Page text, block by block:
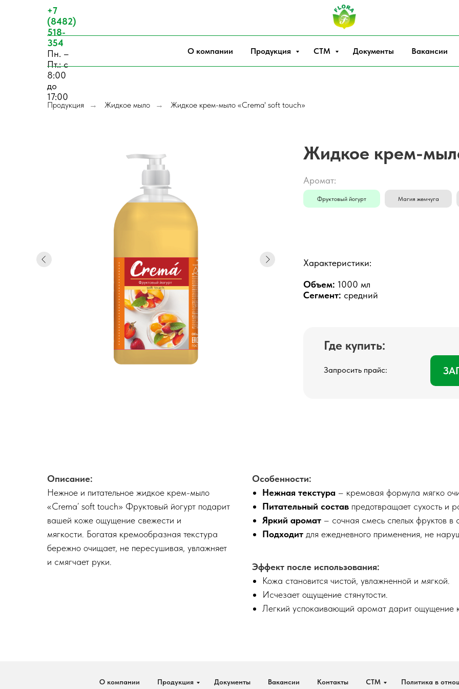
+7
(8482)
518-
354
Пн. –
Пт.: с
8:00
до
17:00
О компании Продукция СТМ Документы Вакансии
Продукция → Жидкое мыло → Жидкое крем-мыло «Crema' soft touch»
Характеристики:
Объем: 1000 мл
Сегмент: средний
Жидкое крем-
Где купить:
Запросить прайс:
Аромат:
Магия жемчуга
Фруктовый йогурт
Описание:
Нежное и питательное жидкое крем-мыло
«Crema’ soft touch» Фруктовый йогурт подарит
вашей коже ощущение свежести и
мягкости. Богатая кремообразная текстура
бережно очищает, не пересушивая, увлажняет
и смягчает руки.
Особенности:
Нежная текстура – кремовая формула мягко
Питательный состав предотвращает сухость и
Яркий аромат – сочная смесь спелых фруктов в
Подходит для ежедневного применения, не
Эффект после использования:
Кожа становится чистой, увлажненной и мягкой.
Исчезает ощущение стянутости.
Легкий успокаивающий аромат дарит ощущение
О компании Продукция Документы Вакансии Контакты СТМ Политика в